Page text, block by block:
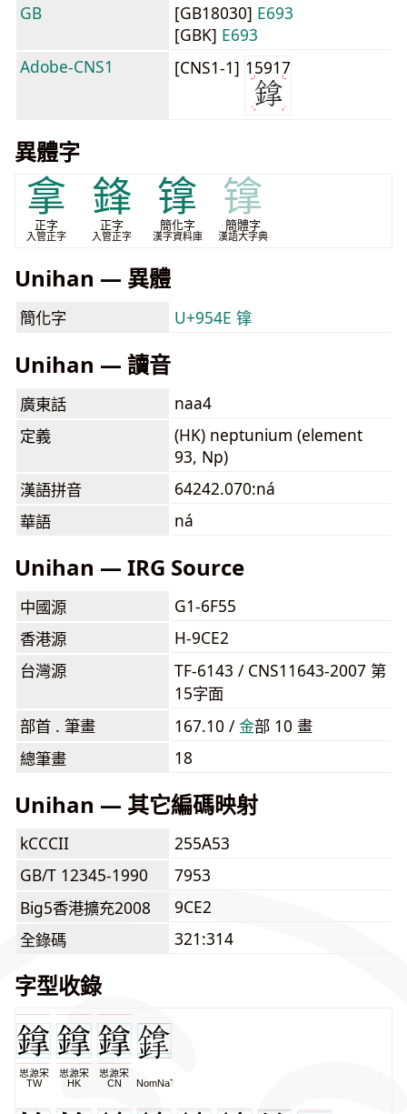
GB
[GB18030] E693
[GBK] E693
Adobe-CNS1
[CNS1-1] 15917
異體字
拿
正字
入管正字
鋒
正字
入管正字
镎
簡化字
漢字資料庫
镎
簡體字
漢語大字典
Unihan — 異體
簡化字 U+954E 镎
Unihan — 讀音
廣東話
naa4
定義
(HK) neptunium (element
93, Np)
漢語拼音
64242.070:ná
華語
ná
Unihan — IRG Source
中國源
G1-6F55
香港源
H-9CE2
台灣源
TF-6143 / CNS11643-2007 第
15字面
部首 . 筆畫
167.10 /⾦部 10 畫
總筆畫
18
Unihan — 其它編碼映射
kCCCII
255A53
GB/T 12345-1990
7953
Big5香港擴充2008
9CE2
全錄碼
321:314
字型收錄
思源宋
TW
思源宋
HK
思源宋
CN
NomNaTong